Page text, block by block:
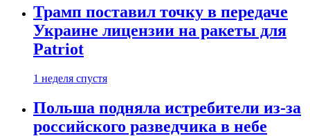
Трамп поставил точку в передаче
Украине лицензии на ракеты для
Patriot
1 неделя спустя
Польша подняла истребители из-за
российского разведчика в небе